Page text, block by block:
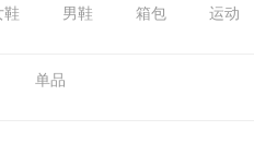
鞋 男鞋 箱包 运动
单品